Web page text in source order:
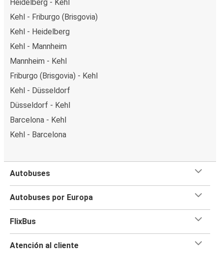
Heidelberg - Kehl
Kehl - Friburgo (Brisgovia)
Kehl - Heidelberg
Kehl - Mannheim
Mannheim - Kehl
Friburgo (Brisgovia) - Kehl
Kehl - Düsseldorf
Düsseldorf - Kehl
Barcelona - Kehl
Kehl - Barcelona
Autobuses
Autobuses por Europa
FlixBus
Atención al cliente